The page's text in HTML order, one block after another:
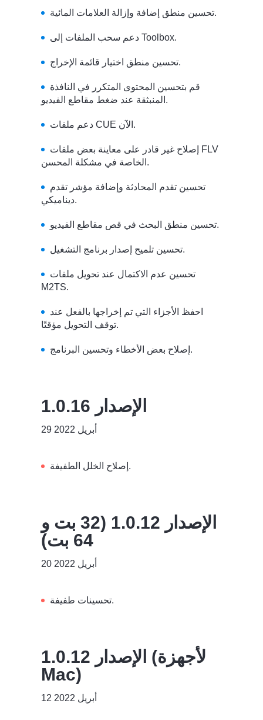
تحسين منطق إضافة وإزالة العلامات المائية.
دعم سحب الملفات إلى Toolbox.
تحسين منطق اختيار قائمة الإخراج.
المنبثقة عند ضغط مقاطع الفيديو.
دعم ملفات CUE الآن.
الخاصة في مشكلة المحسن.
ديناميكي.
تحسين منطق البحث في قص مقاطع الفيديو.
تحسين تلميح إصدار برنامج التشغيل.
M2TS.
توقف التحويل مؤقتًا.
إصلاح بعض الأخطاء وتحسين البرنامج.
الإصدار 1.0.16
29 أبريل 2022
إصلاح الخلل الطفيفة.
الإصدار 1.0.12 (32 بت و
64 بت)
20 أبريل 2022
تحسينات طفيفة.
الإصدار 1.0.12 (لأجهزة
Mac)
12 أبريل 2022